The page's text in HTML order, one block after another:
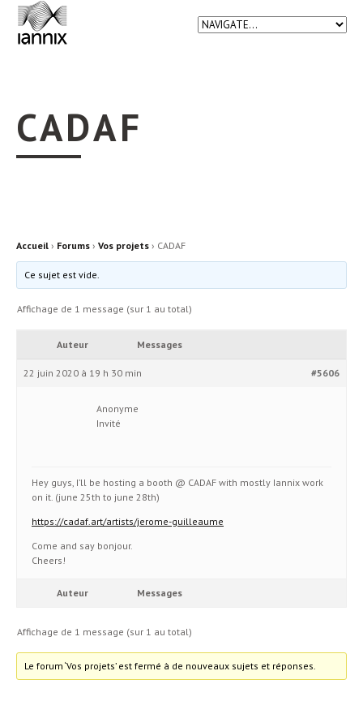
CADAF
Accueil › Forums › Vos projets › CADAF
Ce sujet est vide.
Affichage de 1 message (sur 1 au total)
Auteur Messages
22 juin 2020 à 19 h 30 min #5606
Anonyme
Invité
Hey guys, I’ll be hosting a booth @ CADAF with mostly Iannix work
on it. (june 25th to june 28th)
https://cadaf.art/artists/jerome-guilleaume
Come and say bonjour.
Cheers!
Auteur Messages
Affichage de 1 message (sur 1 au total)
Le forum ‘Vos projets’ est fermé à de nouveaux sujets et réponses.